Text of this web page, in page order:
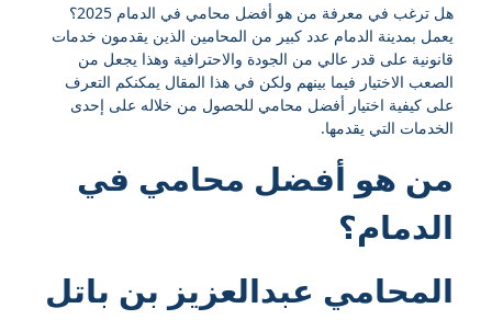
هل ترغب في معرفة من هو أفضل محامي في الدمام 2025؟
يعمل بمدينة الدمام عدد كبير من المحامين الذين يقدمون خدمات
قانونية على قدر عالي من الجودة والاحترافية وهذا يجعل من
الصعب الاختيار فيما بينهم ولكن في هذا المقال يمكنكم التعرف
على كيفية اختيار أفضل محامي للحصول من خلاله على إحدى
الخدمات التي يقدمها.
من هو أفضل محامي في
الدمام؟
المحامي عبدالعزيز بن باتل